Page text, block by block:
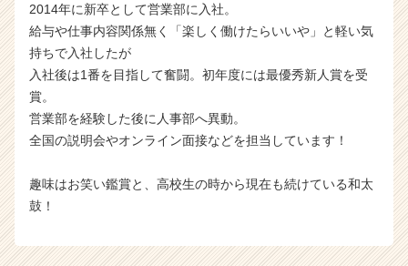
2014年に新卒として営業部に入社。
給与や仕事内容関係無く「楽しく働けたらいいや」と軽い気
持ちで入社したが
入社後は1番を目指して奮闘。初年度には最優秀新人賞を受
賞。
営業部を経験した後に人事部へ異動。
全国の説明会やオンライン面接などを担当しています！
趣味はお笑い鑑賞と、高校生の時から現在も続けている和太
鼓！